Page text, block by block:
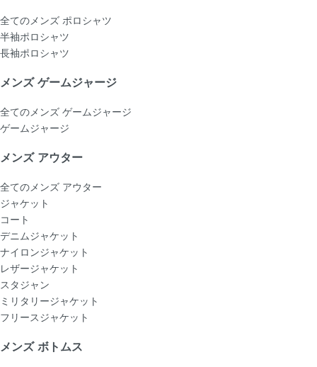
全てのメンズ ポロシャツ
半袖ポロシャツ
長袖ポロシャツ
メンズ ゲームジャージ
全てのメンズ ゲームジャージ
ゲームジャージ
メンズ アウター
全てのメンズ アウター
ジャケット
コート
デニムジャケット
ナイロンジャケット
レザージャケット
スタジャン
ミリタリージャケット
フリースジャケット
メンズ ボトムス